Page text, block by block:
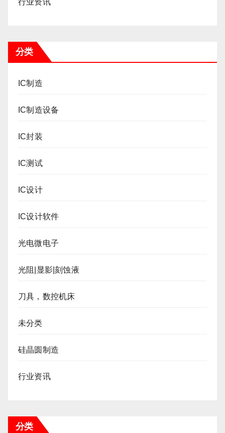
行业资讯
分类
IC制造
IC制造设备
IC封装
IC测试
IC设计
IC设计软件
光电微电子
光阻|显影|刻蚀液
刀具，数控机床
未分类
硅晶圆制造
行业资讯
分类